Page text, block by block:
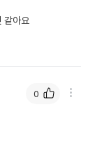
같아요
0